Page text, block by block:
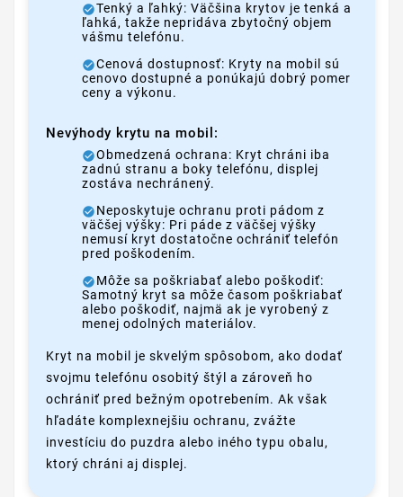
Tenký a ľahký: Väčšina krytov je tenká a
ľahká, takže nepridáva zbytočný objem
vášmu telefónu.
Cenová dostupnosť: Kryty na mobil sú
cenovo dostupné a ponúkajú dobrý pomer
ceny a výkonu.
Nevýhody krytu na mobil:
Obmedzená ochrana: Kryt chráni iba
zadnú stranu a boky telefónu, displej
zostáva nechránený.
Neposkytuje ochranu proti pádom z
väčšej výšky: Pri páde z väčšej výšky
nemusí kryt dostatočne ochrániť telefón
pred poškodením.
Môže sa poškriabať alebo poškodiť:
Samotný kryt sa môže časom poškriabať
alebo poškodiť, najmä ak je vyrobený z
menej odolných materiálov.
Kryt na mobil je skvelým spôsobom, ako dodať
svojmu telefónu osobitý štýl a zároveň ho
ochrániť pred bežným opotrebením. Ak však
hľadáte komplexnejšiu ochranu, zvážte
investíciu do puzdra alebo iného typu obalu,
ktorý chráni aj displej.